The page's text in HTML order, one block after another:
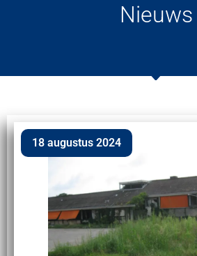
Nieuws
18 augustus 2024